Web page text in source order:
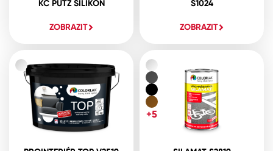
KC PUTZ SILIKON
ZOBRAZIT
S1024
ZOBRAZIT
+5